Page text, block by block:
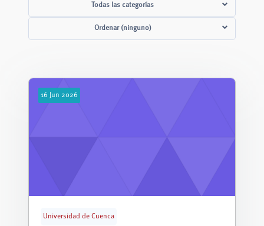
Todas las categorías
Ordenar (ninguno)
16 Jun 2026
Universidad de Cuenca